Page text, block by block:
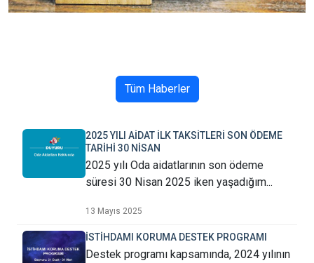
Tüm Haberler
2025 YILI AİDAT İLK TAKSİTLERİ SON ÖDEME
TARİHİ 30 NİSAN
2025 yılı Oda aidatlarının son ödeme
süresi 30 Nisan 2025 iken yaşadığım...
13 Mayıs 2025
İSTİHDAMI KORUMA DESTEK PROGRAMI
Destek programı kapsamında, 2024 yılının